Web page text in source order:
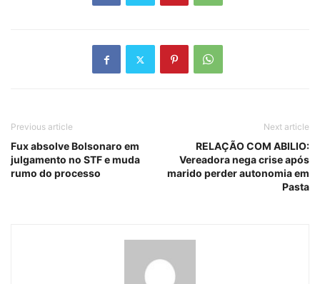
Previous article
Fux absolve Bolsonaro em
julgamento no STF e muda
rumo do processo
Next article
RELAÇÃO COM ABILIO:
Vereadora nega crise após
marido perder autonomia em
Pasta